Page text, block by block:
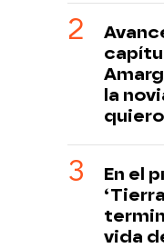
la
En el
vida